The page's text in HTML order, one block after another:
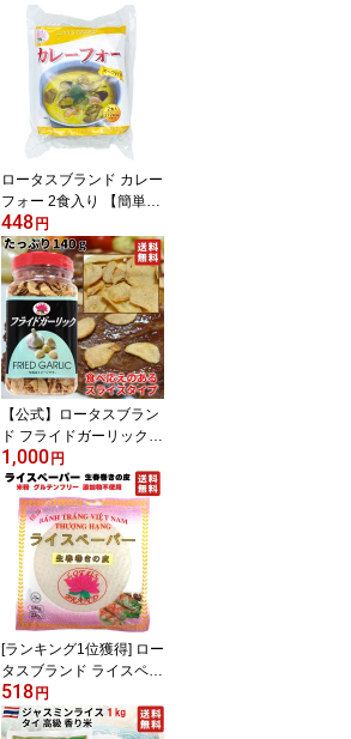
ー、ガパオなどに】タイ
政府認証品 香り米 Jasmi
ne rice タイ ジャスミン
米 エスニック料理 ゴー
ルデンロータス
ロータスブランド カレー
フォー 2食入り 【簡単！
本格的なカレーフォーが
ご家庭で味わえます。ラ
イスヌードル・スープ・
カレー粉のセット】
448 円
【公式】ロータスブラン
ド フライドガーリック
スライスタイプ 140g (1
個) Fried Garlic Slice ス
テーキ パスタ サラダ ラ
ーメン カレー BBQ
1,000 円
[ランキング1位獲得] ロー
タスブランド ライスペー
パー 生春巻きの皮 22cm
150g 巻きやすい極薄タ
イプ 【TV番組で紹介さ
518 円